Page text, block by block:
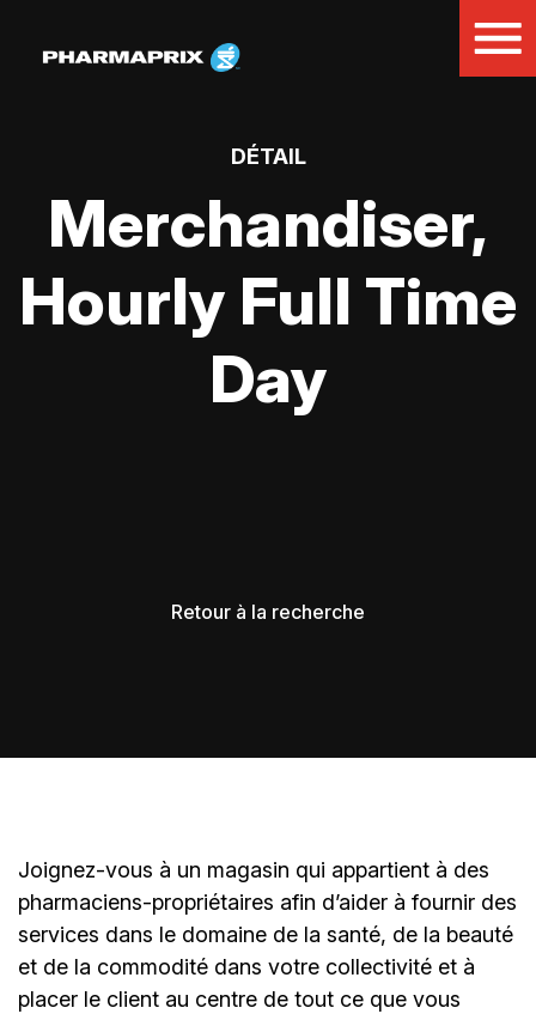
DÉTAIL
Merchandiser,
Hourly Full Time
Day
Retour à la recherche
Joignez-vous à un magasin qui appartient à des
pharmaciens-propriétaires afin d’aider à fournir des
services dans le domaine de la santé, de la beauté
et de la commodité dans votre collectivité et à
placer le client au centre de tout ce que vous